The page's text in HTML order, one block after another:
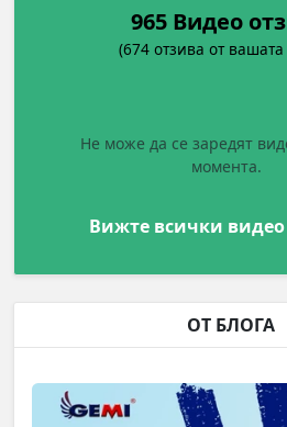
965 Видео
(674 отзива от вашата
Не може да се заредят
момента.
Вижте всички
ОТ БЛОГА